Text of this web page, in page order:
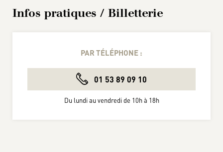
Infos pratiques / Billetterie
PAR TÉLÉPHONE :
01 53 89 09 10
Du lundi au vendredi de 10h à 18h